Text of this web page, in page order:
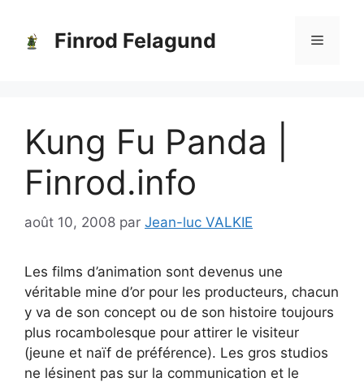
contenu
Finrod Felagund Menu
Kung Fu Panda |
Finrod.info
août 10, 2008 par Jean-luc VALKIE
Les films d’animation sont devenus une
véritable mine d’or pour les producteurs, chacun
y va de son concept ou de son histoire toujours
plus rocambolesque pour attirer le visiteur
(jeune et naïf de préférence). Les gros studios
ne lésinent pas sur la communication et le